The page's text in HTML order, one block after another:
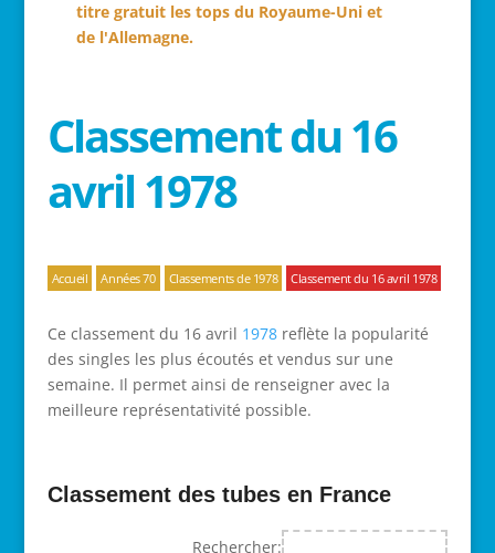
titre gratuit les tops du Royaume-Uni et
de l'Allemagne.
Classement du 16
avril 1978
Accueil Années 70 Classements de 1978 Classement du 16 avril 1978
Ce classement du 16 avril 1978reflète la popularité
des singles les plus écoutés et vendus sur une
semaine. Il permet ainsi de renseigner avec la
meilleure représentativité possible.
Classement des tubes en France
Rechercher: